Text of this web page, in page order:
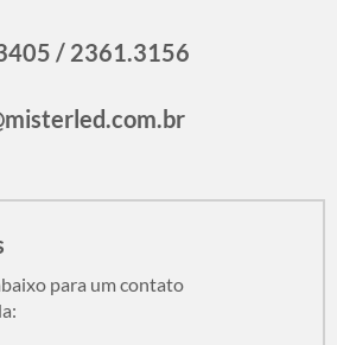
/ 2361.3156
para um contato